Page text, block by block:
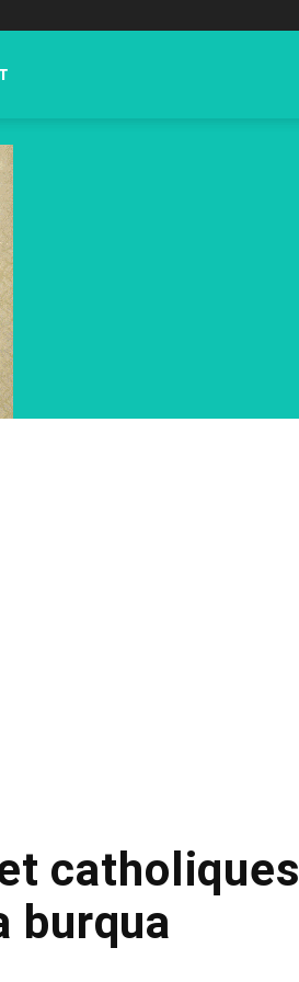
catholiques
burqua